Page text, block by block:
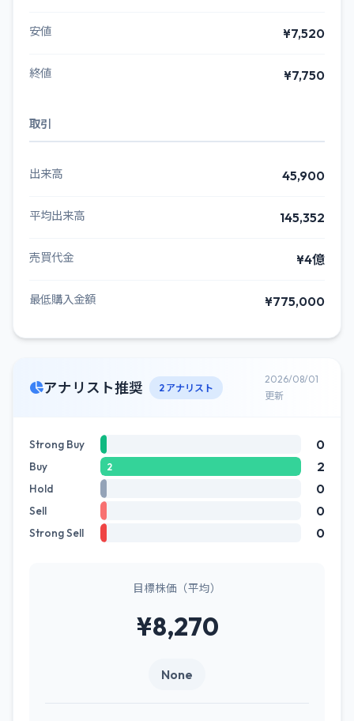
安値 ¥7,520
終値 ¥7,750
取引
出来高 45,900
平均出来高 145,352
売買代金 ¥4億
最低購入金額 ¥775,000
アナリスト推奨 2 アナリスト
2026/08/01
更新
Strong Buy 0
Buy 2 2
Hold 0
Sell 0
Strong Sell 0
目標株価（平均）
¥8,270
None